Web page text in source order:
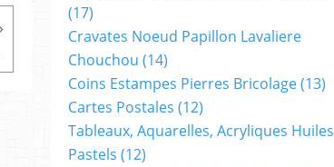
(17)
Cravates Noeud Papillon Lavaliere
Chouchou (14)
Coins Estampes Pierres Bricolage(13)
Cartes Postales (12)
Tableaux, Aquarelles, Acryliques Huiles
Pastels (12)